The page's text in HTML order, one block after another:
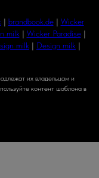
| brandbook.de| Wicker
milk| Wicker Paradise|
milk | Design milk |
их владельцам и
контент шаблона в